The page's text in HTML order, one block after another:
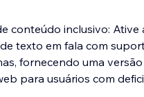
inclusivo: Ative a
texto em fala com
fornecendo uma
para usuários com